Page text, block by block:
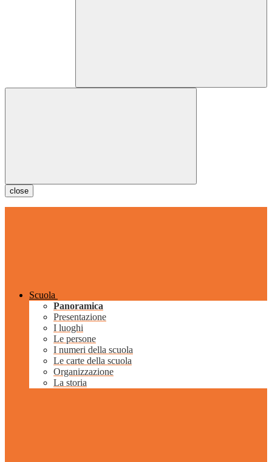
close
Scuola
Panoramica
Presentazione
I luoghi
Le persone
I numeri della scuola
Le carte della scuola
Organizzazione
La storia